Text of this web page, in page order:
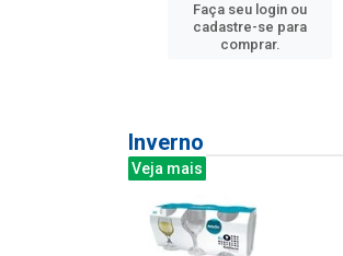
Faça seu login ou
cadastre-se para
comprar.
Inverno
Veja mais